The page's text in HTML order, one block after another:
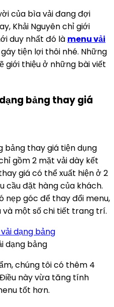
của bìa vải đang đợi
Khải Nguyên chỉ giới
duy nhất đó là menu vải
tiện lợi thôi nhé. Những
giới thiệu ở những bài viết
bảng thay giá
bảng thay giá tiện dụng
gồm 2 mặt vải dày kết
giá có thể xuất hiện ở 2
cầu đặt hàng của khách.
nẹp góc để thay đổi menu,
và một số chi tiết trang trí.
dạng bảng
chúng tôi có thêm 4
này vừa tăng tính
tốt hơn.